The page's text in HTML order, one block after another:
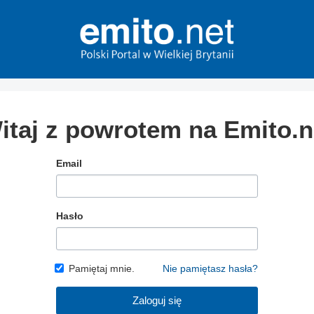
z powrotem na
Email
Hasło
Pamiętaj mnie. Nie pamiętasz hasła?
Zaloguj się